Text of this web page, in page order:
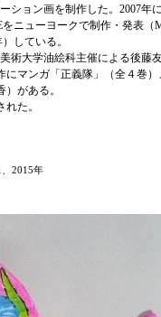
ション画を制作した。2007年
ニューヨークで制作・発表（
している。
術大学油絵科主催による後藤
マンガ「正義隊」（全４巻）
がある。
れた。
2015年